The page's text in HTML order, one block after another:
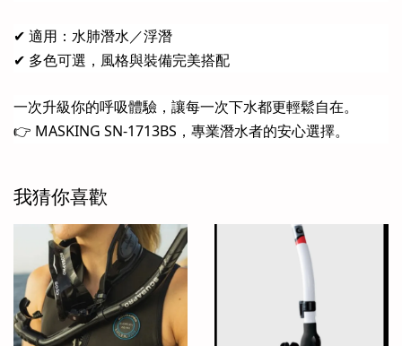
✔ 適用：水肺潛水／浮潛
✔ 多色可選，風格與裝備完美搭配
一次升級你的呼吸體驗，讓每一次下水都更輕鬆自在。
👉 MASKING SN-1713BS，專業潛水者的安心選擇。
我猜你喜歡